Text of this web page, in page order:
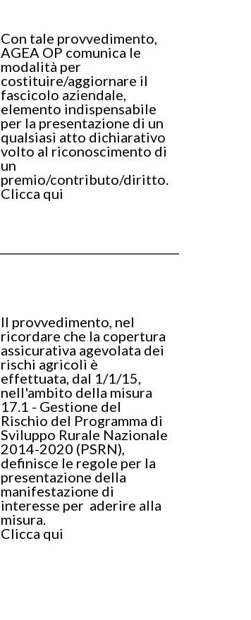
Con tale provvedimento,
AGEA OP comunica le
modalità per
costituire/aggiornare il
fascicolo aziendale,
elemento indispensabile
per la presentazione di un
qualsiasi atto dichiarativo
volto al riconoscimento di
un
premio/contributo/diritto.
Clicca qui
Il provvedimento, nel
ricordare che la copertura
assicurativa agevolata dei
rischi agricoli è
effettuata, dal 1/1/15,
nell'ambito della misura
17.1 - Gestione del
Rischio del Programma di
Sviluppo Rurale Nazionale
2014-2020 (PSRN),
definisce le regole per la
presentazione della
manifestazione di
interesse per aderire alla
misura.
Clicca qui